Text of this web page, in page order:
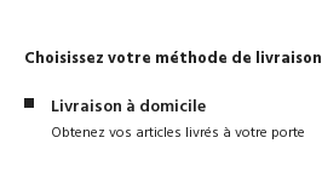
Choisissez votre méthode de livraison
Livraison à domicile
Obtenez vos articles livrés à votre porte